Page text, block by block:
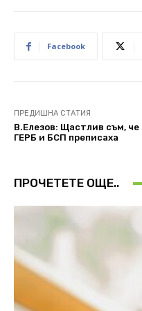
Facebook
ПРЕДИШНА СТАТИЯ
В.Елезов: Щастлив съм, че
ГЕРБ и БСП преписаха
ПРОЧЕТЕТЕ ОЩЕ..